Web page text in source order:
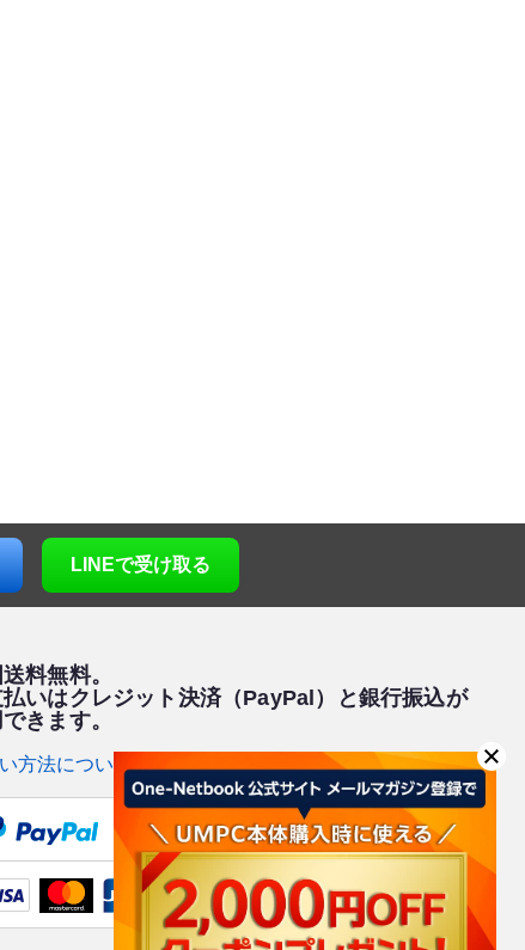
LINEで受け取る
料無料。
払いはクレジット決済（PayPal）と銀行振込が
きます。
方法について >